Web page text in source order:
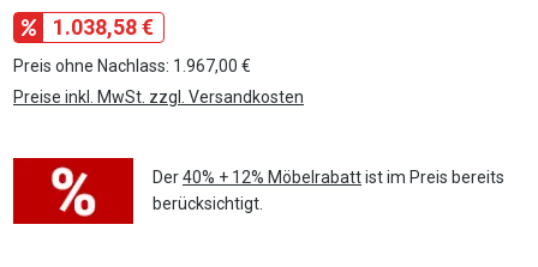
1.038,58 €
Preis ohne Nachlass: 1.967,00 €
Preise inkl. MwSt. zzgl. Versandkosten
Der40% + 12% Möbelrabattist im Preis bereits
berücksichtigt.